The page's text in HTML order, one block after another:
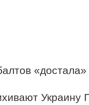
Украину